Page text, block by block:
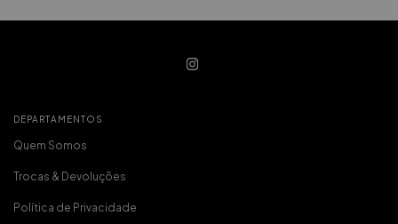
DEPARTAMENTOS
Quem Somos
Trocas & Devoluções
Política de Privacidade